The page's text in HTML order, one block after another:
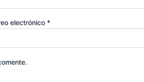
electrónico *